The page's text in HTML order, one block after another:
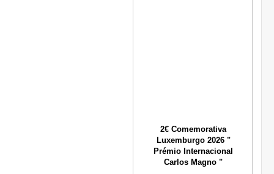
2€ Comemorativa
Luxemburgo 2026 "
Prémio Internacional
Carlos Magno "